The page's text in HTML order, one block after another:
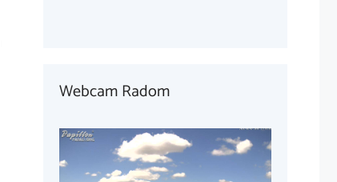
Webcam Radom